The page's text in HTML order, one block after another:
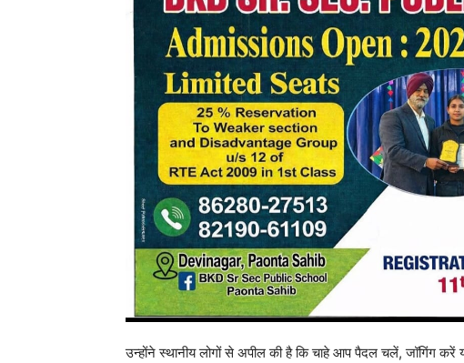
उन्होंने स्थानीय लोगों से अपील की है कि चाहे आप पैदल चलें, जॉगिंग